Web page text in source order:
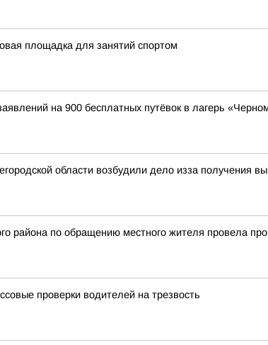
площадка для занятий спортом
на 900 бесплатных путёвок в лагерь
области возбудили дело изза получения
района по обращению местного жителя провела
проверки водителей на трезвость